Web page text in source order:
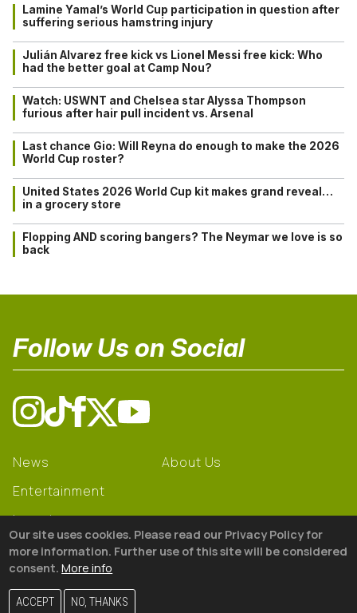
Lamine Yamal’s World Cup participation in question after
suffering serious hamstring injury
Julián Alvarez free kick vs Lionel Messi free kick: Who
had the better goal at Camp Nou?
Watch: USWNT and Chelsea star Alyssa Thompson
furious after hair pull incident vs. Arsenal
Last chance Gio: Will Reyna do enough to make the 2026
World Cup roster?
United States 2026 World Cup kit makes grand reveal…
in a grocery store
Flopping AND scoring bangers? The Neymar we love is so
back
Follow Us on Social
News
Entertainment
Learning
Gear
About Us
© 2026 The18
Our site uses cookies. Please read our Privacy Policy for
more information. Further use of this site will be considered
consent. More info
ACCEPT NO, THANKS